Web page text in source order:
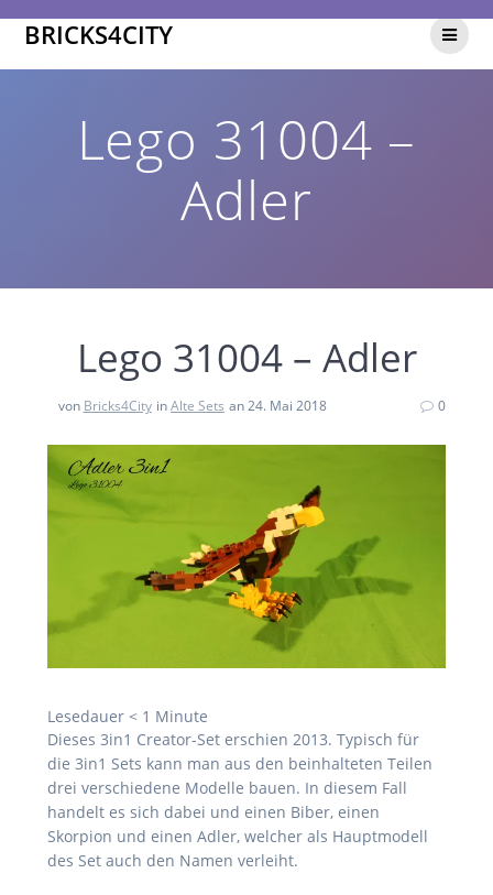
BRICKS4CITY
Lego 31004 –
Adler
Lego 31004 – Adler
von Bricks4City inAlte Sets an 24. Mai 2018 0
Lesedauer < 1 Minute
Dieses 3in1 Creator-Set erschien 2013. Typisch für
die 3in1 Sets kann man aus den beinhalteten Teilen
drei verschiedene Modelle bauen. In diesem Fall
handelt es sich dabei und einen Biber, einen
Skorpion und einen Adler, welcher als Hauptmodell
des Set auch den Namen verleiht.